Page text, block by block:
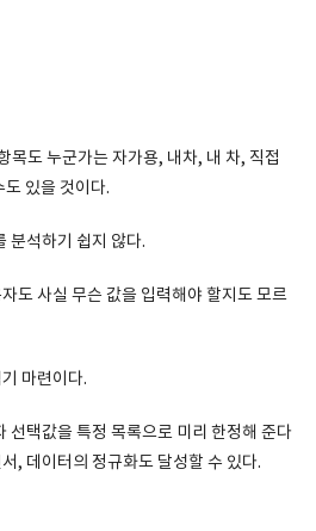
목도 누군가는 자가용, 내차, 내 차, 직접
있을 것이다.
분석하기 쉽지 않다.
도 사실 무슨 값을 입력해야 할지도 모르
마련이다.
선택값을 특정 목록으로 미리 한정해 준다
, 데이터의 정규화도 달성할 수 있다.